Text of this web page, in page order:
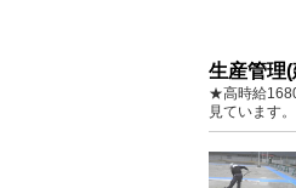
生産管理
★高時給
見ています。